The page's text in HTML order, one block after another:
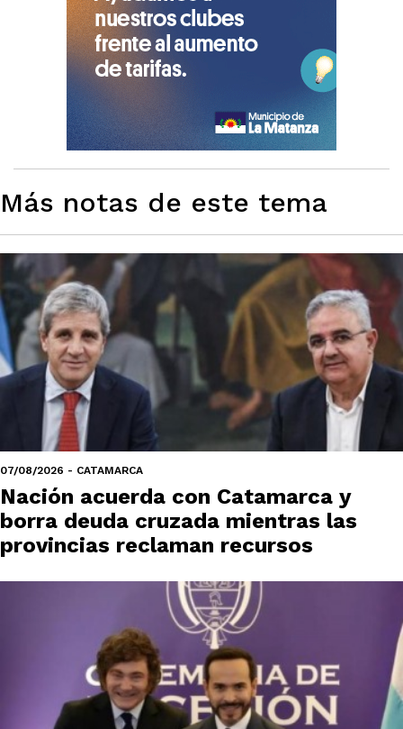
Más notas de este tema
07/08/2026 - CATAMARCA
Nación acuerda con Catamarca y
borra deuda cruzada mientras las
provincias reclaman recursos